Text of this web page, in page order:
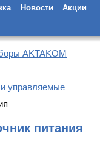
Новости Акции
AKTAKOM
управляемые
питания